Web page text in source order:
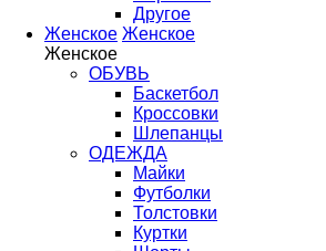
Другое
Женское Женское
Женское
ОБУВЬ
Баскетбол
Кроссовки
Шлепанцы
ОДЕЖДА
Майки
Футболки
Толстовки
Куртки